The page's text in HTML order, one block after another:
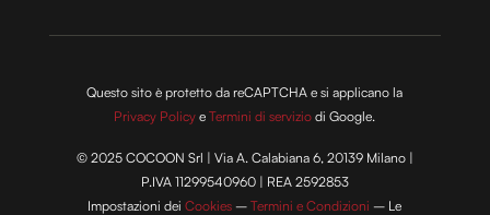
Questo sito è protetto da reCAPTCHA e si applicano la
Privacy Policy eTermini di servizio di Google.
© 2025 COCOON Srl | Via A. Calabiana 6, 20139 Milano |
P.IVA 11299540960 | REA 2592853
Impostazioni deiCookies –Termini e Condizioni – Le